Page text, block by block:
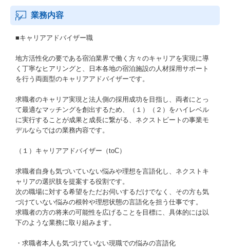
業務内容
■キャリアアドバイザー職
地方活性化の要である宿泊業界で働く方々のキャリアを実現に導
く丁寧なヒアリングと、日本各地の宿泊施設の人材採用サポート
を行う両面型のキャリアアドバイザーです。
求職者のキャリア実現と法人側の採用成功を目指し、両者にとっ
て最適なマッチングを創出するため、（１）（２）をハイレベル
に実行することが成果と成長に繋がる、ネクストビートの事業モ
デルならではの業務内容です。
（１）キャリアアドバイザー（toC）
求職者自身も気づいていない悩みや理想を言語化し、ネクストキ
ャリアの選択肢を提案する役割です。
次の職場に対する希望をただお伺いするだけでなく、その方も気
づけていない悩みの根幹や理想状態の言語化を担う仕事です。
求職者の方の将来の可能性を広げることを目標に、具体的には以
下のような業務に取り組みます。
・求職者本人も気づけていない現職での悩みの言語化